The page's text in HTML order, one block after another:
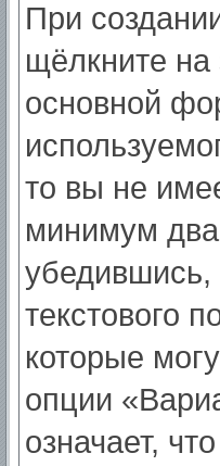
При
щёлкните
основной
то вы не
минимум два
убедившись,
текстового
которые
опции
означает,